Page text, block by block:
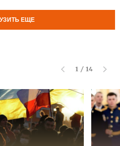
ЕЩЕ
1 / 14